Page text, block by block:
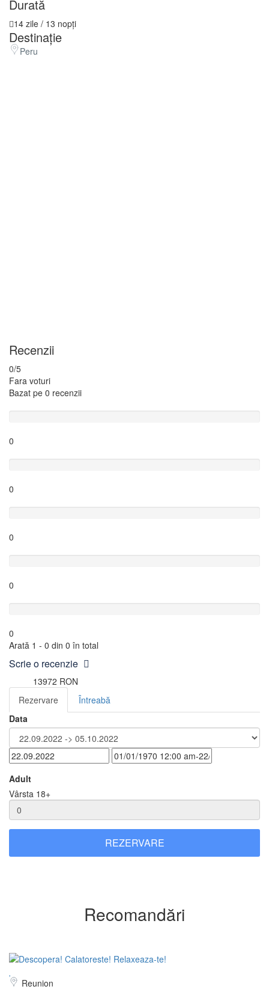
Durată
14 zile / 13 nopți
Destinație
Peru
Recenzii
0/5
Fara voturi
Bazat pe 0 recenzii
0
0
0
0
0
Arată 1 - 0 din 0 în total
Scrie o recenzie
13972 RON
Rezervare
Întreabă
Data
Adult
Vârsta 18+
REZERVARE
Recomandări
Reunion